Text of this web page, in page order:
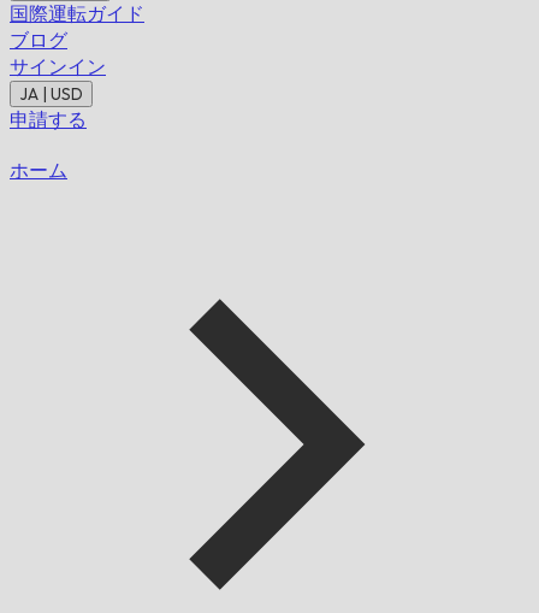
国際運転ガイド
ブログ
サインイン
JA | USD
申請する
ホーム